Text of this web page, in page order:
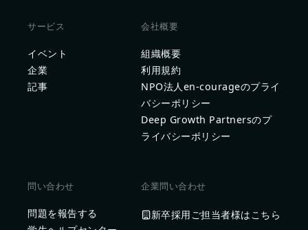
サービス
イベント
企業
記事
会社概要
組織概要
利用規約
NPO法人en-courageのプライ
バシーポリシー
Deep Growth Partnersのプ
ライバシーポリシー
問い合わせ
問題を報告する
企業問い合わせ
新卒採用ご担当者様はこちら